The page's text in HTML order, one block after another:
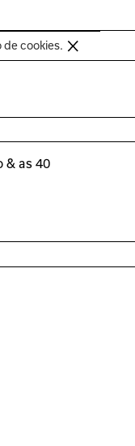
de cookies.
& as 40